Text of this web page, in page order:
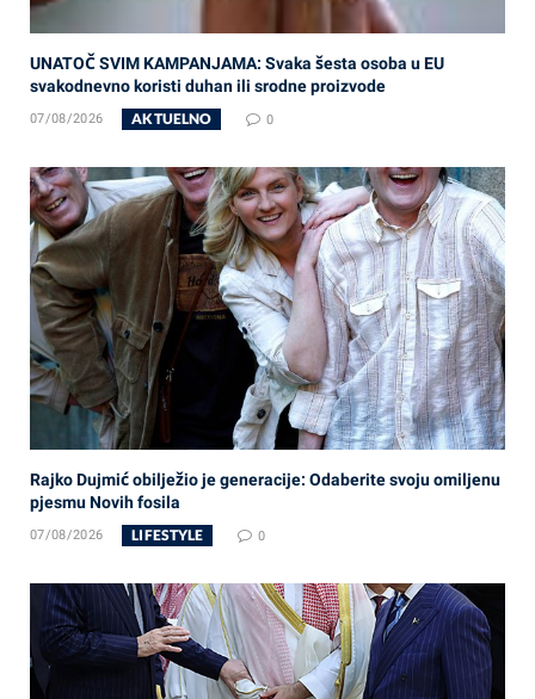
UNATOČ SVIM KAMPANJAMA: Svaka šesta osoba u EU
svakodnevno koristi duhan ili srodne proizvode
07/08/2026 AKTUELNO 0
Rajko Dujmić obilježio je generacije: Odaberite svoju omiljenu
pjesmu Novih fosila
07/08/2026 LIFESTYLE 0